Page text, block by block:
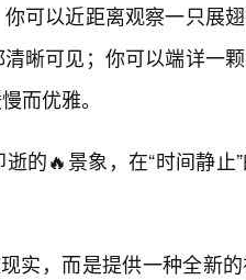
可以近距离观察一只展
晰可见；你可以端详一
而优雅。
的🔥景象，在“时间静止
实，而是提供一种全新